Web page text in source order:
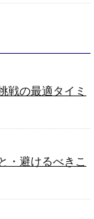
戦の最適タイミ
・避けるべきこ